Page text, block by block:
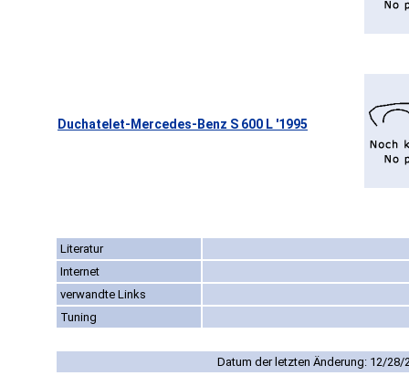
Duchatelet-Mercedes-Benz S 600 L '1995
Literatur
Internet
verwandte Links
Tuning
Datum der letzten Änderung: 12/28/